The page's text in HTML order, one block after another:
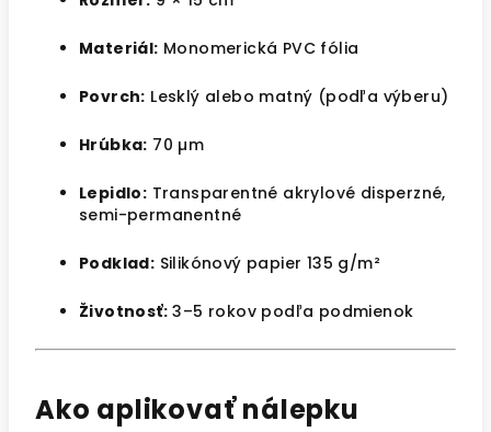
Materiál: Monomerická PVC fólia
Povrch: Lesklý alebo matný (podľa výberu)
Hrúbka: 70 µm
Lepidlo: Transparentné akrylové disperzné,
semi-permanentné
Podklad: Silikónový papier 135 g/m²
Životnosť: 3–5 rokov podľa podmienok
Ako aplikovať nálepku